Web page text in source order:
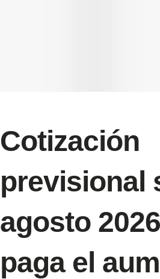
Cotización
previsional
agosto
paga el